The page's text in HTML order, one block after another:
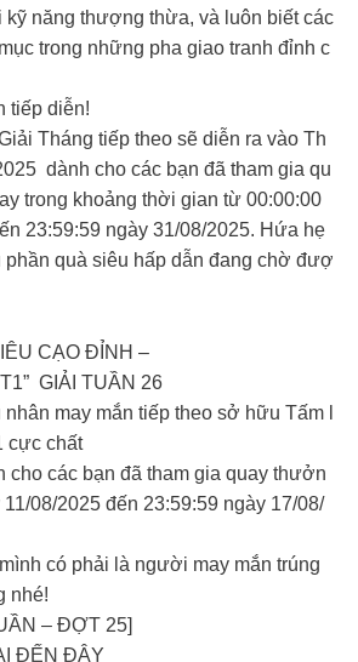
kỹ năng thượng thừa, và luôn biết các
trong những pha giao tranh đỉnh c
tiếp diễn!
Tháng tiếp theo sẽ diễn ra vào Th
dành cho các bạn đã tham gia qu
trong khoảng thời gian từ 00:00:00
23:59:59 ngày 31/08/2025. Hứa hẹ
phần quà siêu hấp dẫn đang chờ đượ
CẠO ĐỈNH –
GIẢI TUẦN 26
may mắn tiếp theo sở hữu Tấm l
cực chất
cho các bạn đã tham gia quay thưởn
08/2025 đến 23:59:59 ngày 17/08/
có phải là người may mắn trúng
nhé!
– ĐỢT 25]
ĐẾN ĐÂY